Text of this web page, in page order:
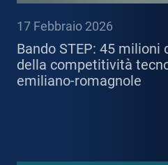
17 Febbraio 2026
Bando STEP: 45 milioni
della competitività
emiliano-romagnole